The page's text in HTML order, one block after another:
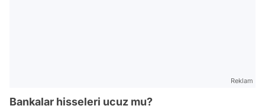
Reklam
Bankalar hisseleri ucuz mu?